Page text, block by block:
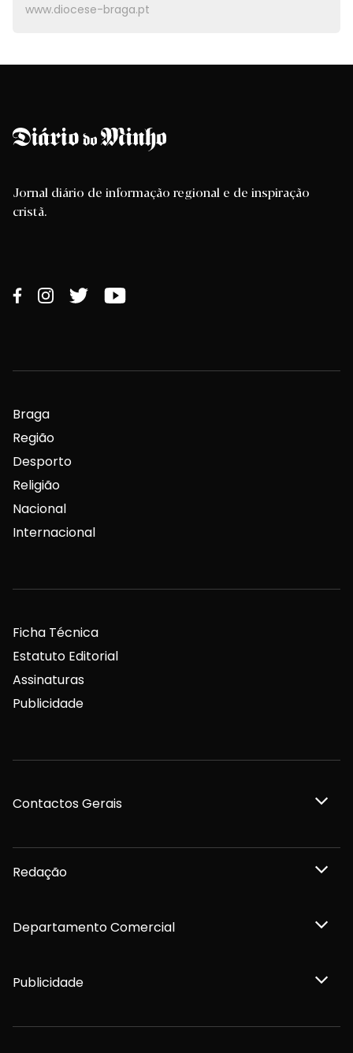
www.diocese-braga.pt
Jornal diário de informação regional e de inspiração
cristã.
Braga
Região
Desporto
Religião
Nacional
Internacional
Ficha Técnica
Estatuto Editorial
Assinaturas
Publicidade
Contactos Gerais
Redação
Departamento Comercial
Publicidade